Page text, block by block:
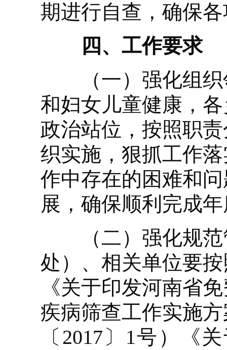
期进行自查，确保
四、工作要求
（一）强化组织
和妇女儿童健康，
政治站位，按照职
织实施，狠抓工作
作中存在的困难和
展，确保顺利完成
（二）强化规范
处）、相关单位要
《关于印发河南省
疾病筛查工作实施
〔2017〕1号）《